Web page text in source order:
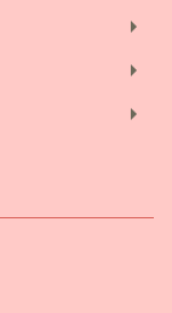
arrow_right
arrow_right
arrow_right